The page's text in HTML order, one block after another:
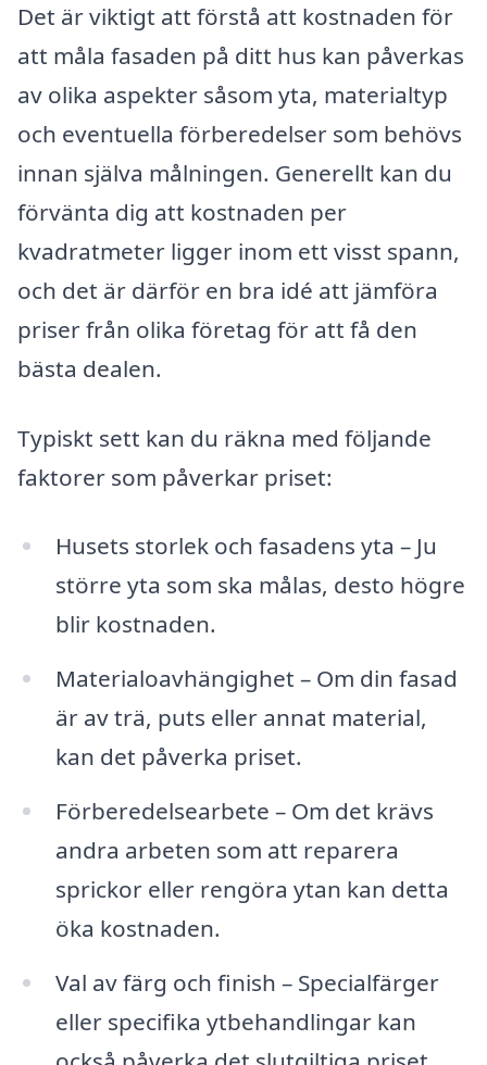
Det är viktigt att förstå att kostnaden för
att måla fasaden på ditt hus kan påverkas
av olika aspekter såsom yta, materialtyp
och eventuella förberedelser som behövs
innan själva målningen. Generellt kan du
förvänta dig att kostnaden per
kvadratmeter ligger inom ett visst spann,
och det är därför en bra idé att jämföra
priser från olika företag för att få den
bästa dealen.
Typiskt sett kan du räkna med följande
faktorer som påverkar priset:
Husets storlek och fasadens yta – Ju
större yta som ska målas, desto högre
blir kostnaden.
Materialoavhängighet – Om din fasad
är av trä, puts eller annat material,
kan det påverka priset.
Förberedelsearbete – Om det krävs
andra arbeten som att reparera
sprickor eller rengöra ytan kan detta
öka kostnaden.
Val av färg och finish – Specialfärger
eller specifika ytbehandlingar kan